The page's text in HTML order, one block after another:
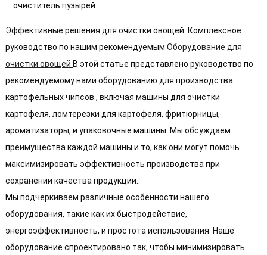
очиститель пузырей
Эффективные решения для очистки овощей: Комплексное
руководство по нашим рекомендуемым Оборудование для
очистки овощей В этой статье представлено руководство по
рекомендуемому нами оборудованию для производства
картофельных чипсов., включая машины для очистки
картофеля, ломтерезки для картофеля, фритюрницы,
ароматизаторы, и упаковочные машины. Мы обсуждаем
преимущества каждой машины и то, как они могут помочь
максимизировать эффективность производства при
сохранении качества продукции..
Мы подчеркиваем различные особенности нашего
оборудования, такие как их быстродействие,
энергоэффективность, и простота использования. Наше
оборудование спроектировано так, чтобы минимизировать